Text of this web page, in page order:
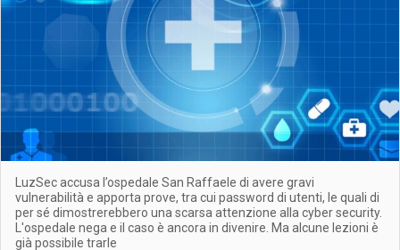
LuzSec accusa l’ospedale San Raffaele di avere gravi
vulnerabilità e apporta prove, tra cui password di utenti, le quali di
per sé dimostrerebbero una scarsa attenzione alla cyber security.
L'ospedale nega e il caso è ancora in divenire. Ma alcune lezioni è
già possibile trarle